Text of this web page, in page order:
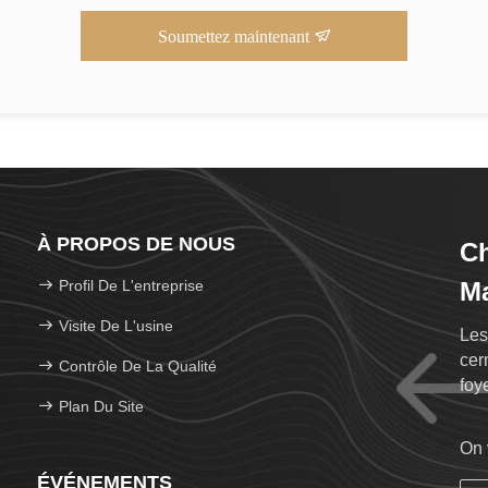
Soumettez maintenant
À PROPOS DE NOUS
Profil De L'entreprise
Visite De L'usine
Contrôle De La Qualité
Plan Du Site
ÉVÉNEMENTS
On